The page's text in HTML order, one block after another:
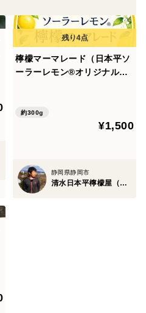
檸檬マーマレード（日本平ソ
ーラーレモン®オリジナル）1
約300g
¥1,500
静岡県静岡市
清水日本平檸檬屋（静岡県静岡市）